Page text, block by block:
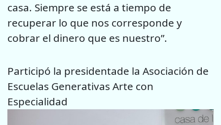
casa. Siempre se está a tiempo de
recuperar lo que nos corresponde y
cobrar el dinero que es nuestro”.
Participó la presidentade la Asociación de
Escuelas Generativas Arte con
Especialidad